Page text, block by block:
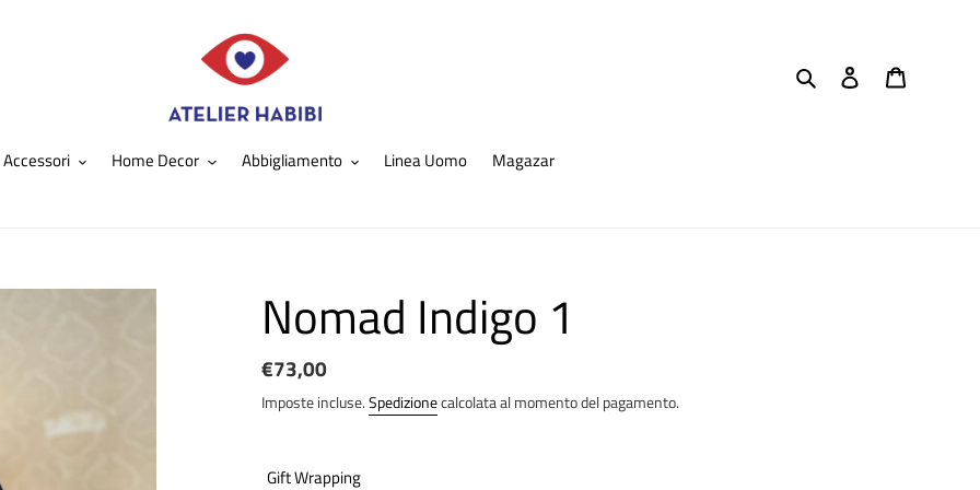
Cerca Accedi
Accessori Home Decor Abbigliamento Linea Uomo Magazar
Nomad Indigo 1
Prezzo
di
€73,00
Imposte incluse.Spedizionecalcolata al momento del pagamento.
Gift Wrapping